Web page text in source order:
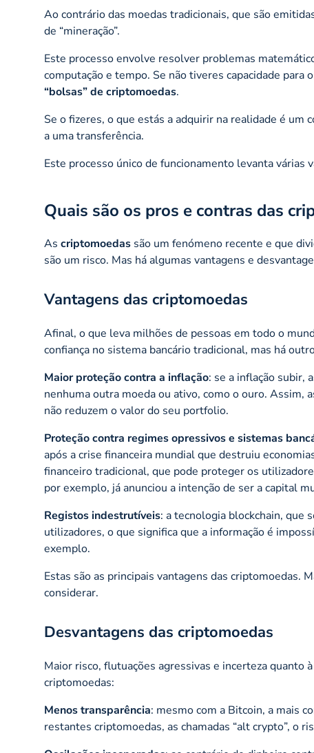
Ao contrário das moedas tradicionais, que são
de “mineração”.
Este processo envolve resolver problemas
computação e tempo. Se não tiveres capacidade
“bolsas” de criptomoedas.
Se o fizeres, o que estás a adquirir na realidade é
a uma transferência.
Este processo único de funcionamento levanta várias
Quais são os pros e contras das
As criptomoedas são um fenómeno recente e que
são um risco. Mas há algumas vantagens e
Vantagens das criptomoedas
Afinal, o que leva milhões de pessoas em todo o
confiança no sistema bancário tradicional, mas há
Maior proteção contra a inflação: se a inflação subir,
nenhuma outra moeda ou ativo, como o ouro. Assim,
não reduzem o valor do seu portfolio.
Proteção contra regimes opressivos e sistemas
após a crise financeira mundial que destruiu
financeiro tradicional, que pode proteger os
por exemplo, já anunciou a intenção de ser a capital
Registos indestrutíveis: a tecnologia blockchain, que
utilizadores, o que significa que a informação é
exemplo.
Estas são as principais vantagens das criptomoedas.
considerar.
Desvantagens das criptomoedas
Maior risco, flutuações agressivas e incerteza quanto
criptomoedas:
Menos transparência: mesmo com a Bitcoin, a mais
restantes criptomoedas, as chamadas “alt crypto”, o